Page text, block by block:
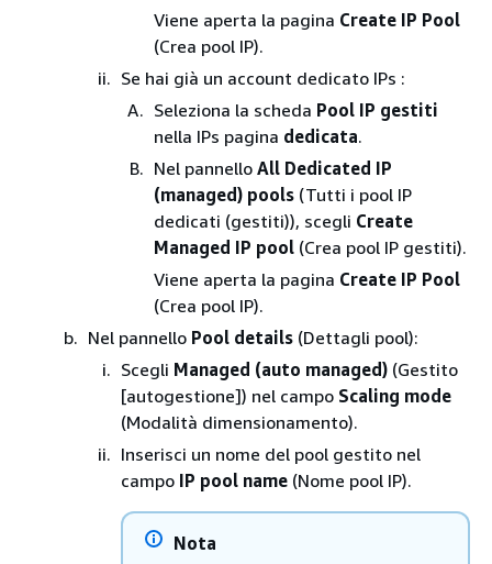
Viene aperta la pagina Create IP Pool
(Crea pool IP).
Se hai già un account dedicato IPs :
Seleziona la scheda Pool IP gestiti
nella IPs pagina dedicata.
Nel pannello All Dedicated IP
(managed) pools (Tutti i pool IP
dedicati (gestiti)), scegli Create
Managed IP pool (Crea pool IP gestiti).
Viene aperta la pagina Create IP Pool
(Crea pool IP).
Nel pannello Pool details (Dettagli pool):
Scegli Managed (auto managed) (Gestito
[autogestione]) nel campo Scaling mode
(Modalità dimensionamento).
Inserisci un nome del pool gestito nel
campo IP pool name (Nome pool IP).
Nota